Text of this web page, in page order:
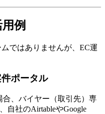
例
ではありませんが、EC運
ポータル
、バイヤー（取引先）専
自社のAirtableやGoogle